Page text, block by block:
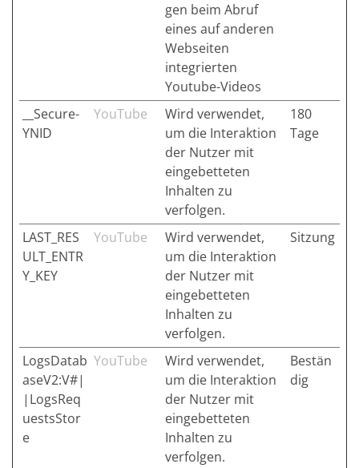
gen beim Abruf
eines auf anderen
Webseiten
integrierten
Youtube-Videos
__Secure-
YNID
YouTube
Wird verwendet,
um die Interaktion
der Nutzer mit
eingebetteten
Inhalten zu
verfolgen.
180
Tage
LAST_RES
ULT_ENTR
Y_KEY
YouTube
Wird verwendet,
um die Interaktion
der Nutzer mit
eingebetteten
Inhalten zu
verfolgen.
Sitzung
LogsDatab
aseV2:V#|
|LogsReq
uestsStor
e
YouTube
Wird verwendet,
um die Interaktion
der Nutzer mit
eingebetteten
Inhalten zu
verfolgen.
Bestän
dig